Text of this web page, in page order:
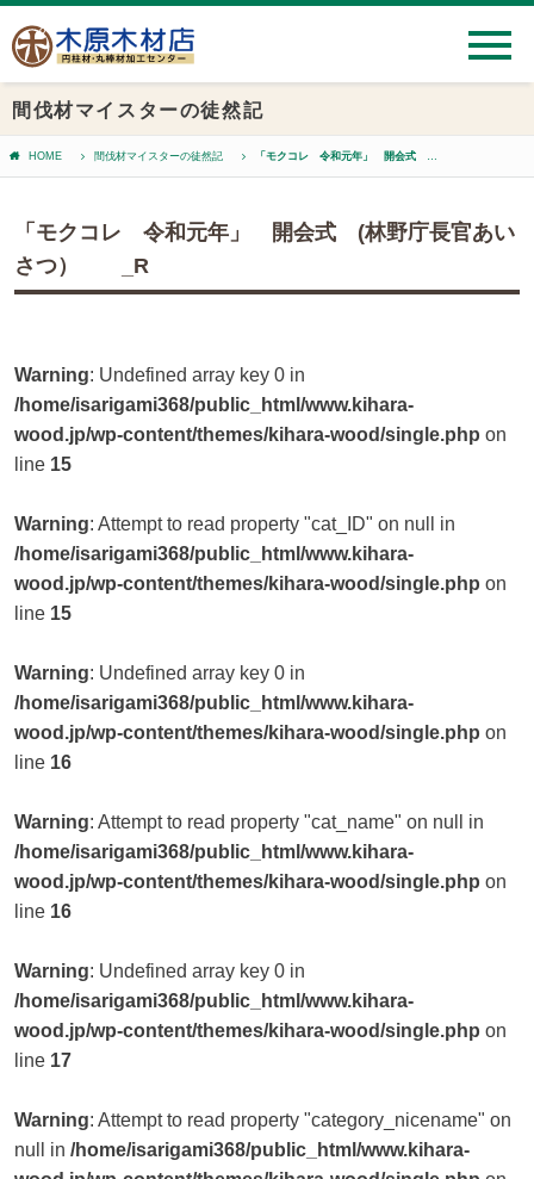
間伐材マイスターの徒然記
HOME 間伐材マイスターの徒然記 「モクコレ 令和元年」 開会式 (林野庁長官あいさつ） _R
「モクコレ 令和元年」 開会式 (林野庁長官あい
さつ） _R
Warning: Undefined array key 0 in
/home/isarigami368/public_html/www.kihara-
wood.jp/wp-content/themes/kihara-wood/single.php on
line 15
Warning: Attempt to read property "cat_ID" on null in
/home/isarigami368/public_html/www.kihara-
wood.jp/wp-content/themes/kihara-wood/single.php on
line 15
Warning: Undefined array key 0 in
/home/isarigami368/public_html/www.kihara-
wood.jp/wp-content/themes/kihara-wood/single.php on
line 16
Warning: Attempt to read property "cat_name" on null in
/home/isarigami368/public_html/www.kihara-
wood.jp/wp-content/themes/kihara-wood/single.php on
line 16
Warning: Undefined array key 0 in
/home/isarigami368/public_html/www.kihara-
wood.jp/wp-content/themes/kihara-wood/single.php on
line 17
Warning: Attempt to read property "category_nicename" on
null in /home/isarigami368/public_html/www.kihara-